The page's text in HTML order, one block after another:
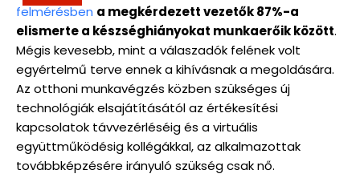
felmérésben a megkérdezett vezetők 87%-a
elismerte a készséghiányokat munkaerőik között.
Mégis kevesebb, mint a válaszadók felének volt
egyértelmű terve ennek a kihívásnak a megoldására.
Az otthoni munkavégzés közben szükséges új
technológiák elsajátításától az értékesítési
kapcsolatok távvezérléséig és a virtuális
együttműködésig kollégákkal, az alkalmazottak
továbbképzésére irányuló szükség csak nő.